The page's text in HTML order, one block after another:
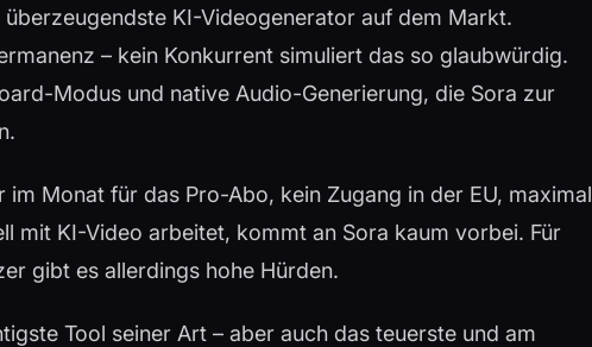
KI-Videogenerator auf dem Markt.
– kein Konkurrent simuliert das so glaubwürdig.
Modus und native Audio-Generierung, die Sora zur
Monat für das Pro-Abo, kein Zugang in der EU, maximal
mit KI-Video arbeitet, kommt an Sora kaum vorbei. Für
gibt es allerdings hohe Hürden.
Tool seiner Art – aber auch das teuerste und am